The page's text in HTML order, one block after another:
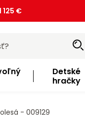
€
Detské
hračky
- 009129